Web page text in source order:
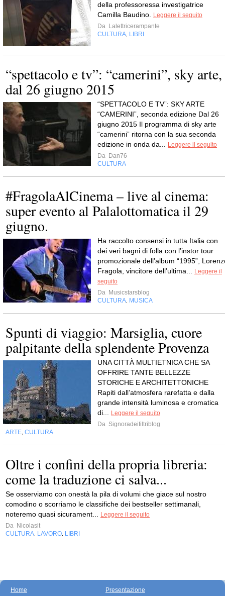
della professoressa investigatrice
Camilla Baudino.
Leggere il seguito
Da Lalettricerampante
CULTURA LIBRI
“spettacolo e tv”: “camerini”, sky arte,
dal 26 giugno 2015
“SPETTACOLO E TV”: SKY ARTE
“CAMERINI”, seconda edizione Dal 26
giugno 2015 Il programma di sky arte
“camerini” ritorna con la sua seconda
edizione in onda da...
Leggere il seguito
Da Dan76
CULTURA
#FragolaAlCinema – live al cinema:
super evento al Palalottomatica il 29
giugno.
Ha raccolto consensi in tutta Italia con
dei veri bagni di folla con l’instor tour
promozionale dell’album “1995”,
Fragola, vincitore dell’ultima...
Leggere il
seguito
Da Musicstarsblog
CULTURA MUSICA
Spunti di viaggio: Marsiglia, cuore
palpitante della splendente Provenza
UNA CITTÀ MULTIETNICA CHE SA
OFFRIRE TANTE BELLEZZE
STORICHE E ARCHITETTONICHE
Rapiti dall’atmosfera rarefatta e dalla
grande intensità luminosa e cromatica
di...
Leggere il seguito
Da Signoradeifiltriblog
ARTE CULTURA
Oltre i confini della propria libreria:
come la traduzione ci salva...
Se osserviamo con onestà la pila di volumi che giace sul nostro
comodino o scorriamo le classifiche dei bestseller settimanali,
noteremo quasi sicurament...
Leggere il seguito
Da Nicolasit
CULTURA LAVORO LIBRI
Home
Presentazione